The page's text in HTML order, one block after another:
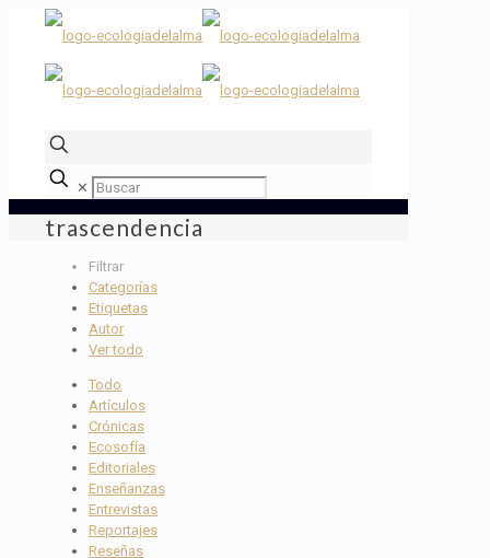
✕
trascendencia
Filtrar
Categorías
Etiquetas
Autor
Ver todo
Todo
Artículos
Crónicas
Ecosofía
Editoriales
Enseñanzas
Entrevistas
Reportajes
Reseñas